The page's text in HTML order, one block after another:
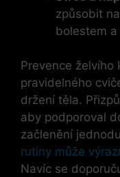
způsobit
bolestem
Prevence
pravidelného
držení těla.
aby podporoval
začlenění
rutiny může
Navíc se